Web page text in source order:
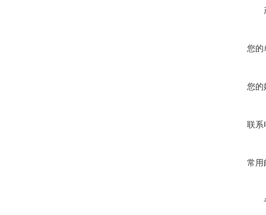
您的
您的
联系
常用